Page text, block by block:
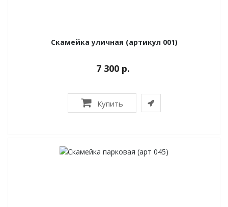
Скамейка уличная (артикул 001)
7 300 р.
Купить